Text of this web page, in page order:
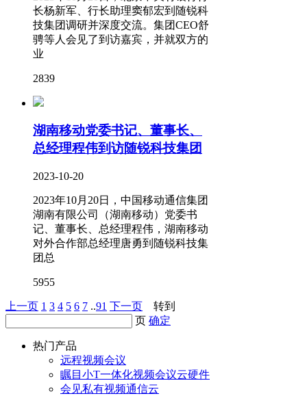
长杨新军、行长助理窦郁宏到随锐科
技集团调研并深度交流。集团CEO舒
骋等人会见了到访嘉宾，并就双方的
业
2839
湖南移动党委书记、董事长、
总经理程伟到访随锐科技集团
2023-10-20
2023年10月20日，中国移动通信集团
湖南有限公司（湖南移动）党委书
记、董事长、总经理程伟，湖南移动
对外合作部总经理唐勇到随锐科技集
团总
5955
上一页 1 3 4 5 6 7 ..91 下一页 转到
页 确定
热门产品
远程视频会议
瞩目小T一体化视频会议云硬件
会见私有视频通信云